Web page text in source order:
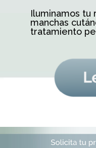
Iluminamos tu
manchas
tratamiento